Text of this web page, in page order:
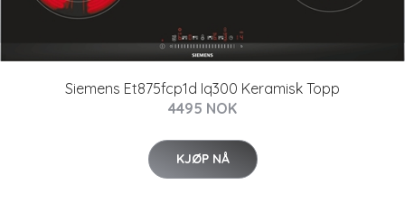
Siemens Et875fcp1d Iq300 Keramisk Topp
4495 NOK
KJØP NÅ